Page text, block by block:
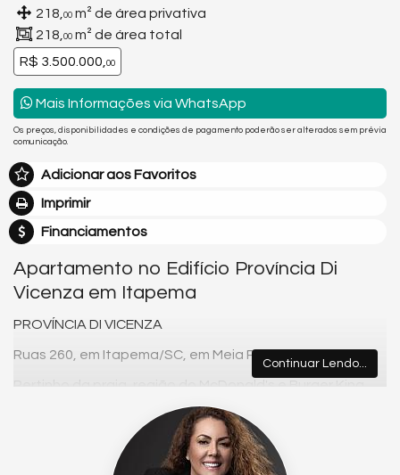
218, 00 m² de área privativa
218, 00 m² de área total
R$ 3.500.000, 00
Mais Informações via WhatsApp
Os preços, disponibilidades e condições de pagamento poderão ser alterados sem prévia
comunicação.
Adicionar aos Favoritos
Imprimir
Financiamentos
Apartamento no Edifício Província Di
Vicenza em Itapema
PROVÍNCIA DI VICENZA
Ruas 260, em Itapema/SC, em Meia Praia.
Pertinho da praia, região do McDonald's e Burger King.
- Mobiliado, decorado e equipado
Continuar Lendo...